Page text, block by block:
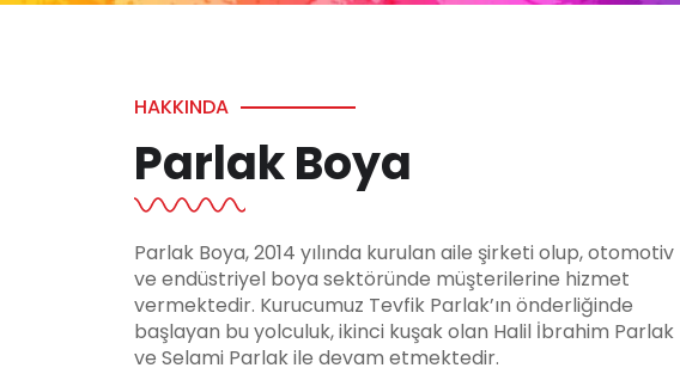
HAKKINDA
Parlak Boya
Parlak Boya, 2014 yılında kurulan aile şirketi olup, otomotiv
ve endüstriyel boya sektöründe müşterilerine hizmet
vermektedir. Kurucumuz Tevfik Parlak’ın önderliğinde
başlayan bu yolculuk, ikinci kuşak olan Halil İbrahim Parlak
ve Selami Parlak ile devam etmektedir.